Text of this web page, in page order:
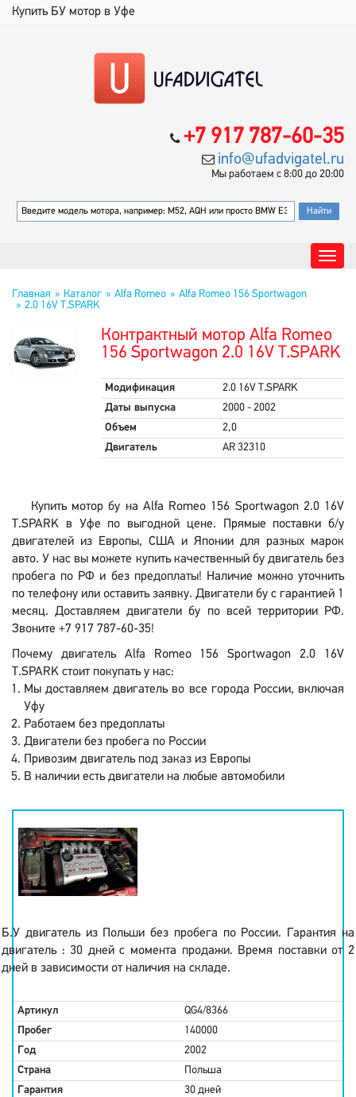
Купить БУ мотор в Уфе
+7 917 787-60-35
info@ufadvigatel.ru
Мы работаем с 8:00 до 20:00
Главная Каталог Alfa Romeo
Alfa Romeo 156 Sportwagon
2.0 16V T.SPARK
Контрактный мотор Alfa Romeo
156 Sportwagon 2.0 16V T.SPARK
Модификация
2.0 16V T.SPARK
Даты выпуска
2000 - 2002
Объем
2,0
Двигатель
AR 32310
Купить мотор бу на Alfa Romeo 156 Sportwagon 2.0 16V
T.SPARK в Уфе по выгодной цене. Прямые поставки б/у
двигателей из Европы, США и Японии для разных марок
авто. У нас вы можете купить качественный бу двигатель без
пробега по РФ и без предоплаты! Наличие можно уточнить
по телефону или оставить заявку. Двигатели бу с гарантией 1
месяц. Доставляем двигатели бу по всей территории РФ.
Звоните +7 917 787-60-35!
Почему двигатель Alfa Romeo 156 Sportwagon 2.0 16V
T.SPARK стоит покупать у нас:
Мы доставляем двигатель во все города России, включая
Уфу
Работаем без предоплаты
Двигатели без пробега по России
Привозим двигатель под заказ из Европы
В наличии есть двигатели на любые автомобили
Б.У двигатель из Польши без пробега по России. Гарантия на
двигатель : 30 дней с момента продажи. Время поставки от 2
дней в зависимости от наличия на складе.
Артикул
QG4/8366
Пробег
140000
Год
2002
Страна
Польша
Гарантия
30 дней